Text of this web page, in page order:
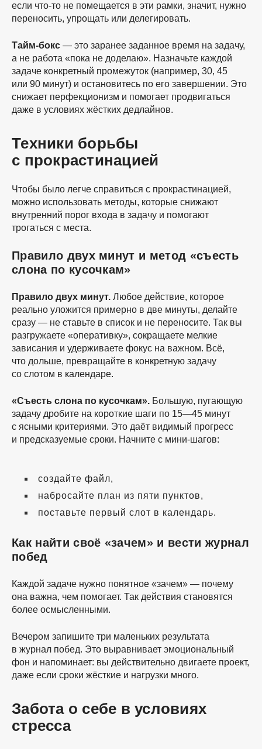
если что-то не помещается в эти рамки, значит, нужно
переносить, упрощать или делегировать.
Тайм-бокс — это заранее заданное время на задачу,
а не работа «пока не доделаю». Назначьте каждой
задаче конкретный промежуток (например, 30, 45
или 90 минут) и остановитесь по его завершении. Это
снижает перфекционизм и помогает продвигаться
даже в условиях жёстких дедлайнов.
Техники борьбы
с прокрастинацией
Чтобы было легче справиться с прокрастинацией,
можно использовать методы, которые снижают
внутренний порог входа в задачу и помогают
трогаться с места.
Правило двух минут и метод «съесть
слона по кусочкам»
Правило двух минут. Любое действие, которое
реально уложится примерно в две минуты, делайте
сразу — не ставьте в список и не переносите. Так вы
разгружаете «оперативку», сокращаете мелкие
зависания и удерживаете фокус на важном. Всё,
что дольше, превращайте в конкретную задачу
со слотом в календаре.
«Съесть слона по кусочкам». Большую, пугающую
задачу дробите на короткие шаги по 15—45 минут
с ясными критериями. Это даёт видимый прогресс
и предсказуемые сроки. Начните с мини-шагов:
создайте файл,
набросайте план из пяти пунктов,
поставьте первый слот в календарь.
Как найти своё «зачем» и вести журнал
побед
Каждой задаче нужно понятное «зачем» — почему
она важна, чем помогает. Так действия становятся
более осмысленными.
Вечером запишите три маленьких результата
в журнал побед. Это выравнивает эмоциональный
фон и напоминает: вы действительно двигаете проект,
даже если сроки жёсткие и нагрузки много.
Забота о себе в условиях
стресса